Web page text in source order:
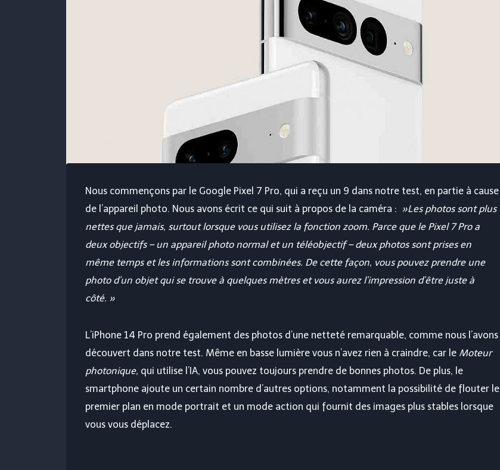
Nous commençons par le Google Pixel 7 Pro, qui a reçu un 9 dans notre test, en partie à cause
de l’appareil photo. Nous avons écrit ce qui suit à propos de la caméra : »Les photos sont plus
nettes que jamais, surtout lorsque vous utilisez la fonction zoom. Parce que le Pixel 7 Pro a
deux objectifs – un appareil photo normal et un téléobjectif – deux photos sont prises en
même temps et les informations sont combinées. De cette façon, vous pouvez prendre une
photo d’un objet qui se trouve à quelques mètres et vous aurez l’impression d’être juste à
côté. »
L’iPhone 14 Pro prend également des photos d’une netteté remarquable, comme nous l’avons
découvert dans notre test. Même en basse lumière vous n’avez rien à craindre, car le Moteur
photonique, qui utilise l’IA, vous pouvez toujours prendre de bonnes photos. De plus, le
smartphone ajoute un certain nombre d’autres options, notamment la possibilité de flouter le
premier plan en mode portrait et un mode action qui fournit des images plus stables lorsque
vous vous déplacez.